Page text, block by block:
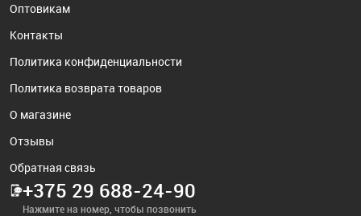
Оптовикам
Контакты
Политика конфиденциальности
Политика возврата товаров
О магазине
Отзывы
Обратная связь
+375 29 688-24-90
Нажмите на номер, чтобы позвонить